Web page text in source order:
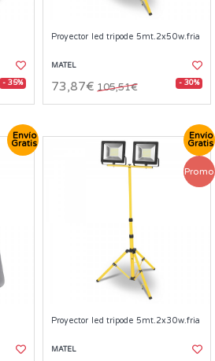
- 35%
Proyector led tripode 5mt.2x50w.fria
MATEL
73,87€ 105,51€ - 30%
Envío
Gratis
Envío
Gratis
Promo
Proyector led tripode 5mt.2x30w.fria
MATEL